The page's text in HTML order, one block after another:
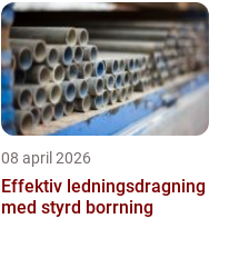
08 april 2026
Effektiv ledningsdragning
med styrd borrning